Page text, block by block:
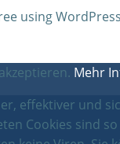
using
Mehr
effektiver und
Cookies sind